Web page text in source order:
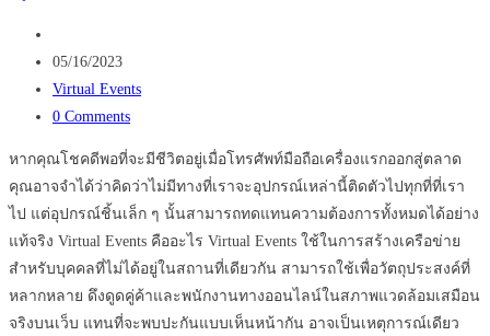
ใช้
Virtual
Tour
author:
Post
published:
05/16/2023
Post
category:
Virtual Events
Post
0 Comments
หากคุณโชคดีพอที่จะมีชีวิตอยู่เมื่อโทรศัพท์มือถือเครื่องแรกออกสู่ตลาด
คุณอาจจำได้ว่าคิดว่าไม่มีทางที่เราจะอุปกรณ์เหล่านี้ติดตัวไปทุกที่ที่เรา
ไป แต่อุปกรณ์ชิ้นเล็ก ๆ นั้นสามารถทดแทนความต้องการทั้งหมดได้อย่าง
แท้จริง Virtual Events คืออะไร Virtual Events ใช้ในการสร้างเครือข่าย
สำหรับบุคคลที่ไม่ได้อยู่ในสถานที่เดียวกัน สามารถใช้เพื่อวัตถุประสงค์ที่
หลากหลาย ดึงดูดคู่ค้าและพนักงานทางออนไลน์ในสภาพแวดล้อมเสมือน
จริงบนเว็บ แทนที่จะพบปะกันแบบเห็นหน้ากัน อาจเป็นเหตุการณ์เดียว